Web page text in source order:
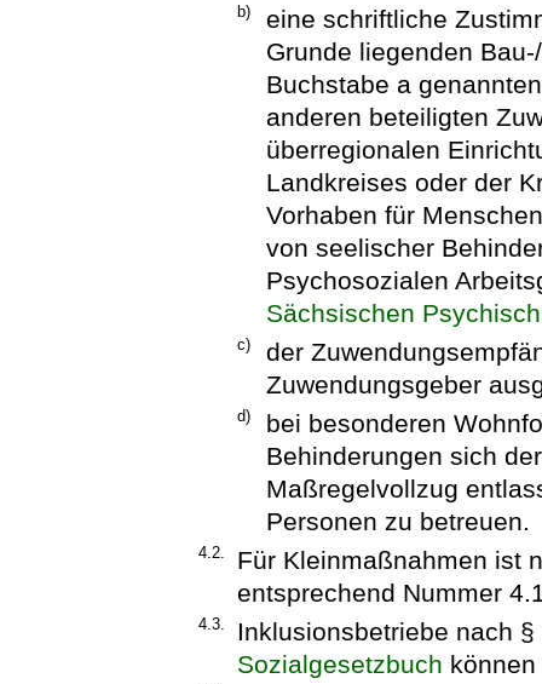
b)
eine schriftliche
Grunde liegenden
Buchstabe a
anderen beteiligten
überregionalen
Landkreises oder der
Vorhaben für
von seelischer
Psychosozialen
Sächsischen
c)
der
Zuwendungsgeber
d)
bei besonderen
Behinderungen sich
Maßregelvollzug
Personen zu betreuen.
4.2.
Für Kleinmaßnahmen ist
entsprechend Nummer
4.3.
Inklusionsbetriebe nach
Sozialgesetzbuch